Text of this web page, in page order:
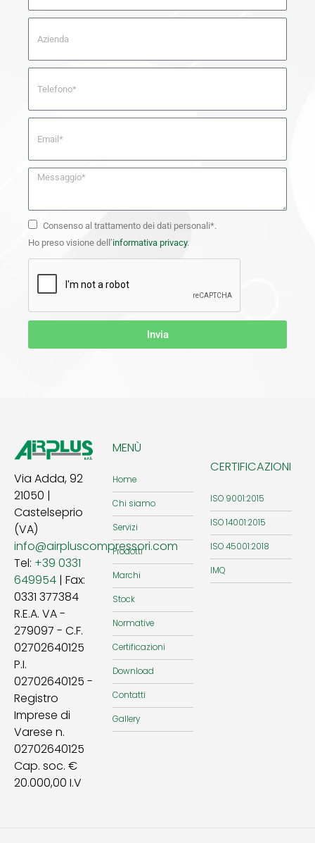
Consenso al trattamento dei dati personali*.
Ho preso visione dell’informativa privacy.
Invia
Via Adda, 92
21050 |
Castelseprio
(VA)
info@airpluscompressori.com
Tel: +39 0331
649954 | Fax:
0331 377384
R.E.A. VA -
279097 - C.F.
02702640125
P.I.
02702640125 -
Registro
Imprese di
Varese n.
02702640125
Cap. soc. €
20.000,00 I.V
MENÙ
Home
Chi siamo
Servizi
Prodotti
Marchi
Stock
Normative
Certificazioni
Download
Contatti
Gallery
CERTIFICAZIONI
ISO 9001:2015
ISO 14001:2015
ISO 45001:2018
IMQ